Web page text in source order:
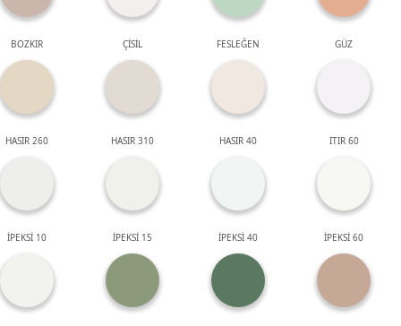
BOZKIR ÇİSİL FESLEĞEN GÜZ
HASIR 260 HASIR 310 HASIR 40 ITIR 60
İPEKSİ 10 İPEKSİ 15 İPEKSİ 40 İPEKSİ 60